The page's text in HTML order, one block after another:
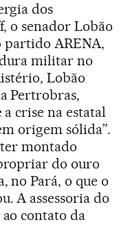
dos
o senador Lobão
partido ARENA,
militar no
Lobão
Pertrobras,
crise na estatal
origem sólida”.
montado
do ouro
no Pará, o que o
A assessoria do
contato da